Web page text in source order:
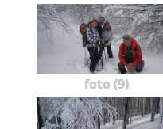
foto (9)